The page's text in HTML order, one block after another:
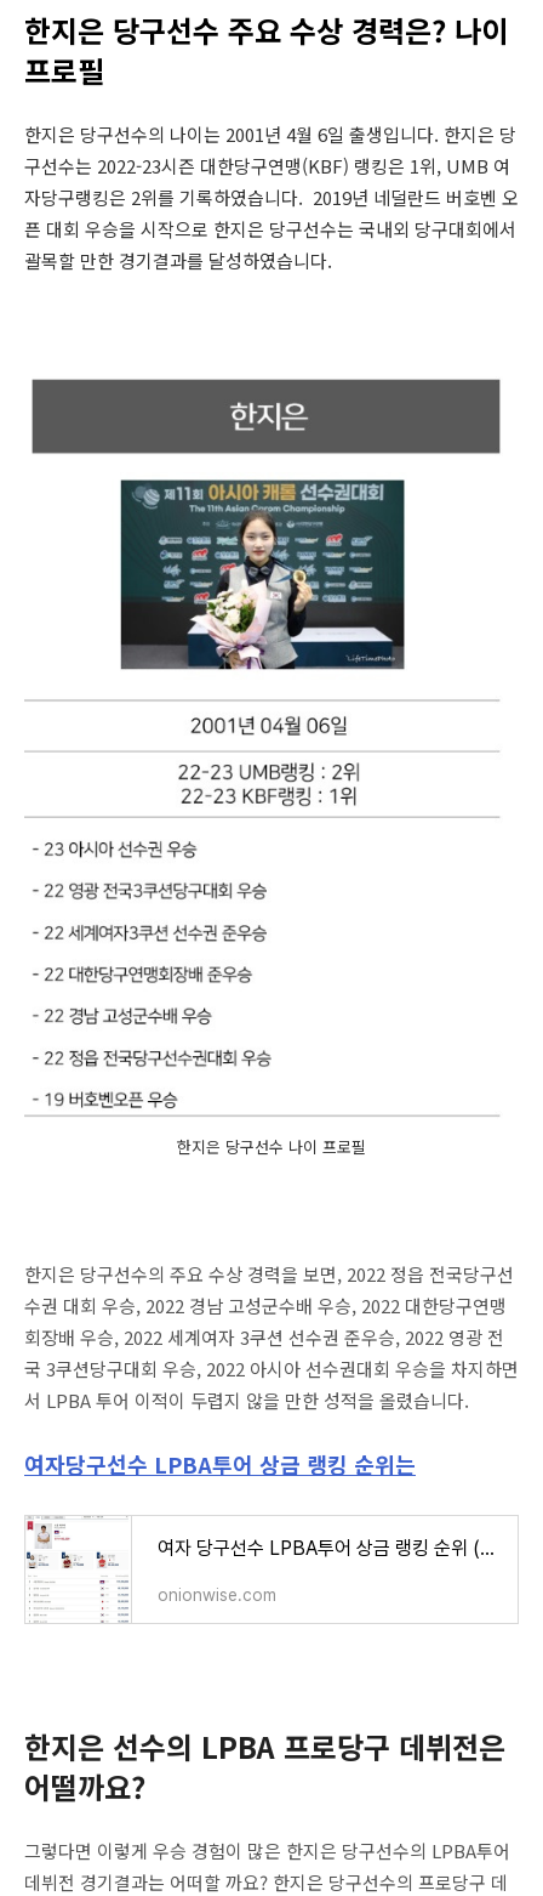
한지은 당구선수 주요 수상 경력은? 나이
프로필
한지은 당구선수의 나이는 2001년 4월 6일 출생입니다. 한지은 당
구선수는 2022-23시즌 대한당구연맹(KBF) 랭킹은 1위, UMB 여
자당구랭킹은 2위를 기록하였습니다. 2019년 네덜란드 버호벤 오
픈 대회 우승을 시작으로 한지은 당구선수는 국내외 당구대회에서
괄목할 만한 경기결과를 달성하였습니다.
한지은 당구선수 나이 프로필
한지은 당구선수의 주요 수상 경력을 보면, 2022 정읍 전국당구선
수권 대회 우승, 2022 경남 고성군수배 우승, 2022 대한당구연맹
회장배 우승, 2022 세계여자 3쿠션 선수권 준우승, 2022 영광 전
국 3쿠션당구대회 우승, 2022 아시아 선수권대회 우승을 차지하면
서 LPBA 투어 이적이 두렵지 않을 만한 성적을 올렸습니다.
여자당구선수 LPBA투어 상금 랭킹 순위는
여자 당구선수 LPBA투어 상금 랭킹 순위 (프로당구 2022-2023시즌)
onionwise.com
한지은 선수의 LPBA 프로당구 데뷔전은
어떨까요?
그렇다면 이렇게 우승 경험이 많은 한지은 당구선수의 LPBA투어
데뷔전 경기결과는 어떠할 까요? 한지은 당구선수의 프로당구 데